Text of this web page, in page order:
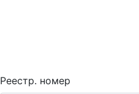
Реестр. номер